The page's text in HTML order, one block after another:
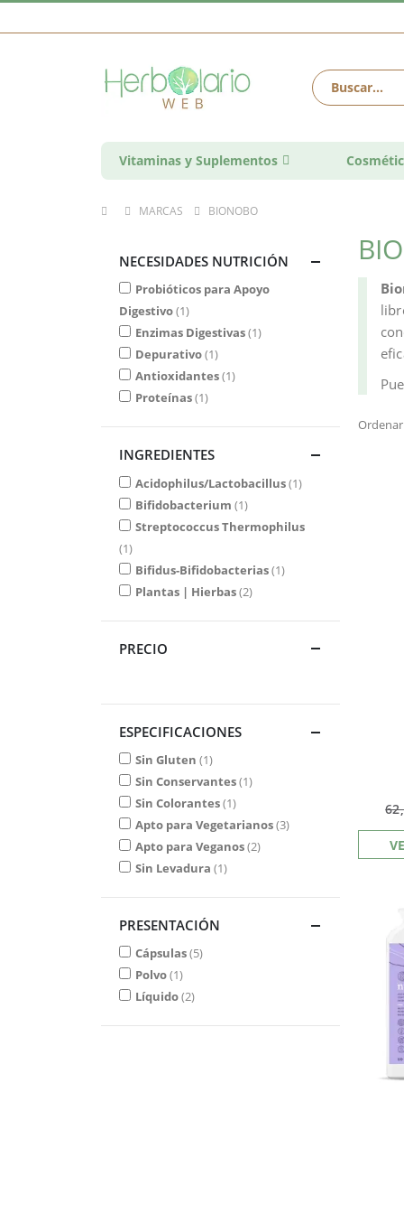
Vitaminas y Suplementos
MARCAS BIONOBO
NECESIDADES NUTRICIÓN
Probióticos para Apoyo
Digestivo 1
Enzimas Digestivas 1
Depurativo 1
Antioxidantes 1
Proteínas 1
INGREDIENTES
Acidophilus/Lactobacillus 1
Bifidobacterium 1
Streptococcus Thermophilus
1
Bifidus-Bifidobacterias 1
Plantas | Hierbas 2
PRECIO
ESPECIFICACIONES
Sin Gluten 1
Sin Conservantes 1
Sin Colorantes 1
Apto para Vegetarianos 3
Apto para Veganos 2
Sin Levadura 1
PRESENTACIÓN
Cápsulas 5
Polvo 1
Líquido 2